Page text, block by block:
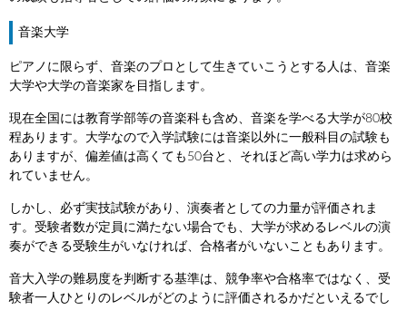
音楽大学
ピアノに限らず、音楽のプロとして生きていこうとする人は、音楽
大学や大学の音楽家を目指します。
現在全国には教育学部等の音楽科も含め、音楽を学べる大学が80校
程あります。大学なので入学試験には音楽以外に一般科目の試験も
ありますが、偏差値は高くても50台と、それほど高い学力は求めら
れていません。
しかし、必ず実技試験があり、演奏者としての力量が評価されま
す。受験者数が定員に満たない場合でも、大学が求めるレベルの演
奏ができる受験生がいなければ、合格者がいないこともあります。
音大入学の難易度を判断する基準は、競争率や合格率ではなく、受
験者一人ひとりのレベルがどのように評価されるかだといえるでし